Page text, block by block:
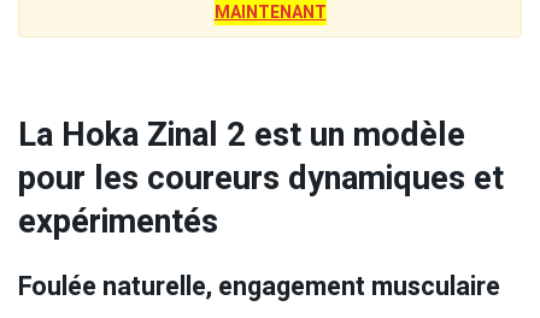
MAINTENANT
La Hoka Zinal 2 est un modèle
pour les coureurs dynamiques et
expérimentés
Foulée naturelle, engagement musculaire